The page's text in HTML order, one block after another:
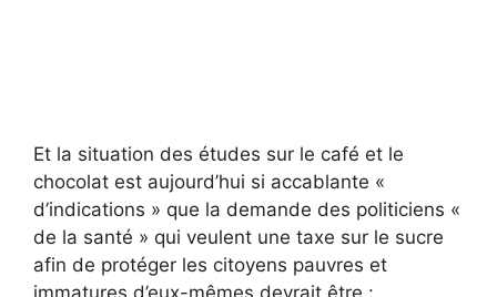
Et la situation des études sur le café et le
chocolat est aujourd’hui si accablante «
d’indications » que la demande des politiciens «
de la santé » qui veulent une taxe sur le sucre
afin de protéger les citoyens pauvres et
immatures d’eux-mêmes devrait être :